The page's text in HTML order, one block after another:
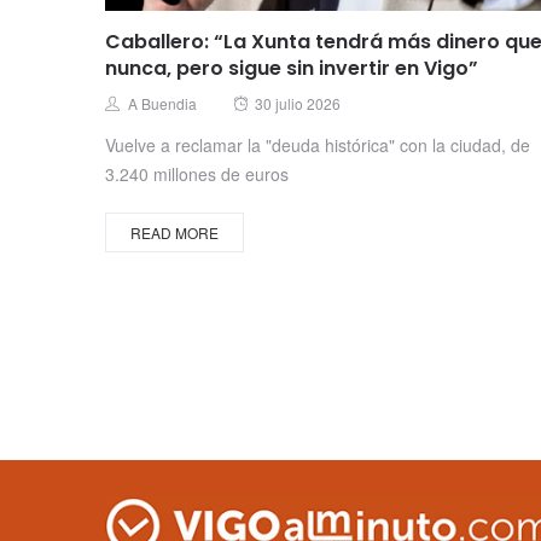
Caballero: “La Xunta tendrá más dinero que
nunca, pero sigue sin invertir en Vigo”
Author
A Buendia
Posted
30 julio 2026
Vuelve a reclamar la "deuda histórica" con la ciudad, de
3.240 millones de euros
READ MORE